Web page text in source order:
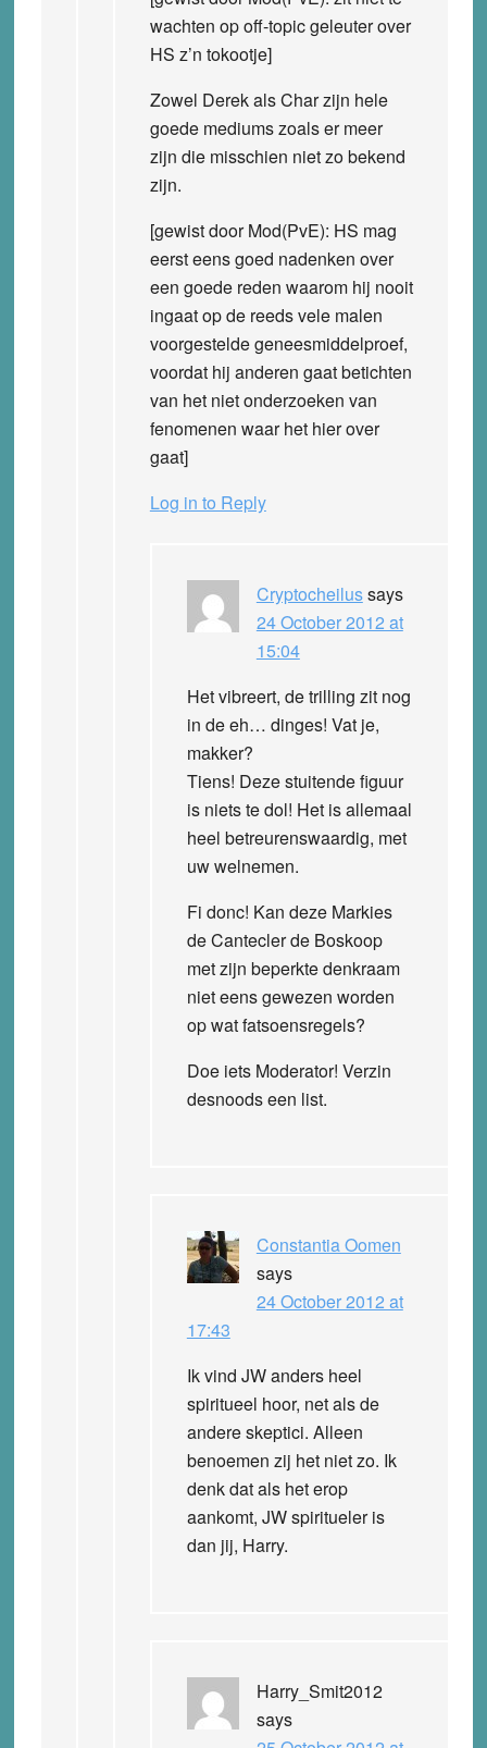
wachten op off-topic geleuter over
HS z’n tokootje]
Zowel Derek als Char zijn hele
goede mediums zoals er meer
zijn die misschien niet zo bekend
zijn.
[gewist door Mod(PvE): HS mag
eerst eens goed nadenken over
een goede reden waarom hij nooit
ingaat op de reeds vele malen
voorgestelde geneesmiddelproef,
voordat hij anderen gaat betichten
van het niet onderzoeken van
fenomenen waar het hier over
gaat]
Log in to Reply
Cryptocheilussays
24 October 2012 at
15:04
Het vibreert, de trilling zit nog
in de eh… dinges! Vat je,
makker?
Tiens! Deze stuitende figuur
is niets te dol! Het is allemaal
heel betreurenswaardig, met
uw welnemen.
Fi donc! Kan deze Markies
de Cantecler de Boskoop
met zijn beperkte denkraam
niet eens gewezen worden
op wat fatsoensregels?
Doe iets Moderator! Verzin
desnoods een list.
Constantia Oomen
says
24 October 2012 at
17:43
Ik vind JW anders heel
spiritueel hoor, net als de
andere skeptici. Alleen
benoemen zij het niet zo. Ik
denk dat als het erop
aankomt, JW spiritueler is
dan jij, Harry.
Harry_Smit2012
says